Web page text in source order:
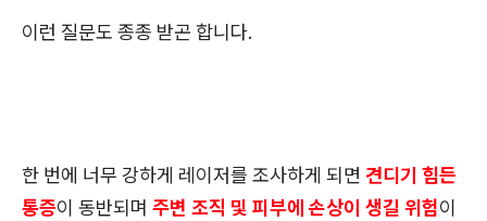
이런 질문도 종종 받곤 합니다.
한 번에 너무 강하게 레이저를 조사하게 되면 견디기 힘든
통증이 동반되며 주변 조직 및 피부에 손상이 생길 위험이